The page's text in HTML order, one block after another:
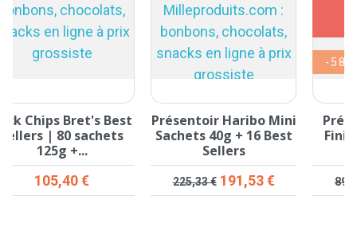
Chips Bret's Best
Sellers | 80 sachets
125g +...
Prix
105,40 €
Présentoir Haribo Mini
Sachets 40g + 16 Best
Sellers
Prix de base
225,33 € Prix
191,53 €
Fini
-